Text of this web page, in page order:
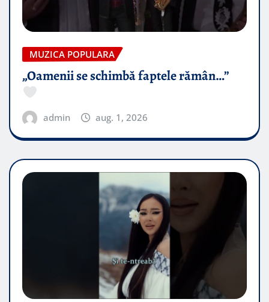
MUZICA POPULARA
„Oamenii se schimbă faptele rămân…”
admin aug. 1, 2026